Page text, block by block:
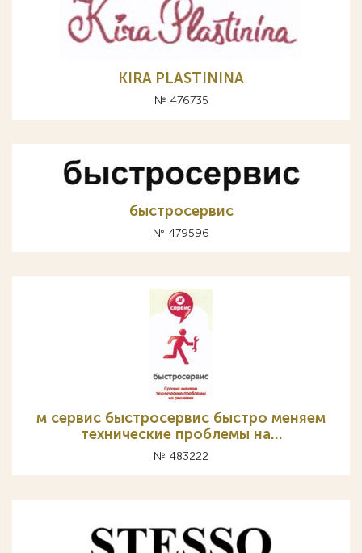
KIRA PLASTININA
№ 476735
быстросервис
№ 479596
м сервис быстросервис быстро меняем
технические проблемы на…
№ 483222